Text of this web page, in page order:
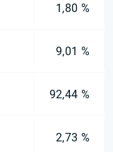
1,80 %
9,01 %
92,44 %
2,73 %